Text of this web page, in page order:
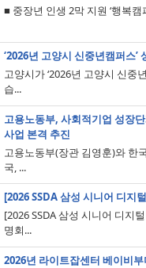
■ 중장년 인생 2막 지원 ‘행복
‘2026년 고양시 신중년캠퍼스
고양시가 ‘2026년 고양시 신중
습...
고용노동부, 사회적기업 성장
사업 본격 추진
고용노동부(장관 김영훈)와 한
국, ...
[2026 SSDA 삼성 시니어 디지
[2026 SSDA 삼성 시니어 디지
명회...
2026년 라이트잡센터 베이비